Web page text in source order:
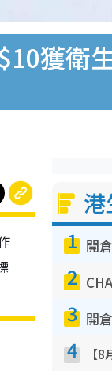
獲衛
1
2
3
4